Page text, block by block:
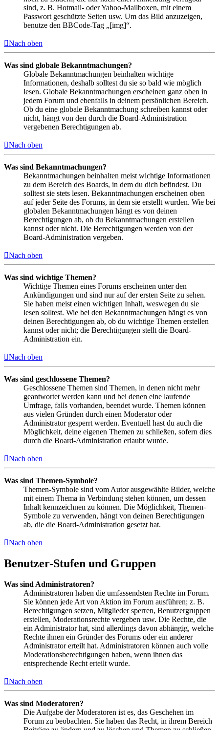
sind, z. B. Hotmail- oder Yahoo-Mailboxen, mit einem
Passwort geschützte Seiten usw. Um das Bild anzuzeigen,
benutze den BBCode-Tag „[img]“.
Nach oben
Was sind globale Bekanntmachungen?
Globale Bekanntmachungen beinhalten wichtige
Informationen, deshalb solltest du sie so bald wie möglich
lesen. Globale Bekanntmachungen erscheinen ganz oben in
jedem Forum und ebenfalls in deinem persönlichen Bereich.
Ob du eine globale Bekanntmachung schreiben kannst oder
nicht, hängt von den durch die Board-Administration
vergebenen Berechtigungen ab.
Nach oben
Was sind Bekanntmachungen?
Bekanntmachungen beinhalten meist wichtige Informationen
zu dem Bereich des Boards, in dem du dich befindest. Du
solltest sie stets lesen. Bekanntmachungen erscheinen oben
auf jeder Seite des Forums, in dem sie erstellt wurden. Wie bei
globalen Bekanntmachungen hängt es von deinen
Berechtigungen ab, ob du Bekanntmachungen erstellen
kannst oder nicht. Die Berechtigungen werden von der
Board-Administration vergeben.
Nach oben
Was sind wichtige Themen?
Wichtige Themen eines Forums erscheinen unter den
Ankündigungen und sind nur auf der ersten Seite zu sehen.
Sie haben meist einen wichtigen Inhalt, weswegen du sie
lesen solltest. Wie bei den Bekanntmachungen hängt es von
deinen Berechtigungen ab, ob du wichtige Themen erstellen
kannst oder nicht; die Berechtigungen stellt die Board-
Administration ein.
Nach oben
Was sind geschlossene Themen?
Geschlossene Themen sind Themen, in denen nicht mehr
geantwortet werden kann und bei denen eine laufende
Umfrage, falls vorhanden, beendet wurde. Themen können
aus vielen Gründen durch einen Moderator oder
Administrator gesperrt werden. Eventuell hast du auch die
Möglichkeit, deine eigenen Themen zu schließen, sofern dies
durch die Board-Administration erlaubt wurde.
Nach oben
Was sind Themen-Symbole?
Themen-Symbole sind vom Autor ausgewählte Bilder, welche
mit einem Thema in Verbindung stehen können, um dessen
Inhalt kennzeichnen zu können. Die Möglichkeit, Themen-
Symbole zu verwenden, hängt von deinen Berechtigungen
ab, die die Board-Administration gesetzt hat.
Nach oben
Benutzer-Stufen und Gruppen
Was sind Administratoren?
Administratoren haben die umfassendsten Rechte im Forum.
Sie können jede Art von Aktion im Forum ausführen; z. B.
Berechtigungen setzen, Mitglieder sperren, Benutzergruppen
erstellen, Moderationsrechte vergeben usw. Die Rechte, die
ein Administrator hat, sind allerdings davon abhängig, welche
Rechte ihnen ein Gründer des Forums oder ein anderer
Administrator erteilt hat. Administratoren können auch volle
Moderationsberechtigungen haben, wenn ihnen das
entsprechende Recht erteilt wurde.
Nach oben
Was sind Moderatoren?
Die Aufgabe der Moderatoren ist es, das Geschehen im
Forum zu beobachten. Sie haben das Recht, in ihrem Bereich